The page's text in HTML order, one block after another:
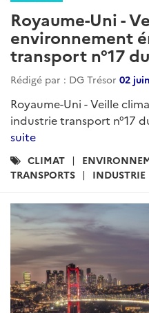
Royaume-Uni -
environnement
transport n°17
Rédigé par : DG Trésor 02
Royaume-Uni - Veille
industrie transport n°17
suite
Catégories
:
CLIMAT
TRANSPORTS
INDUSTRIE